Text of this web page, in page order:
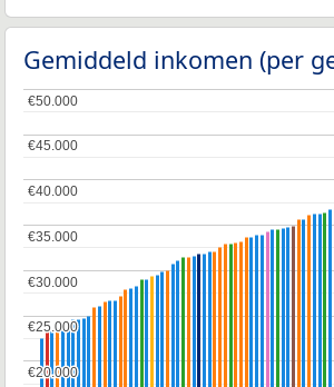
Gemiddeld inkomen (per
€20.000
€20.000
€25.000
€25.000
€30.000
€30.000
€35.000
€35.000
€40.000
€40.000
€45.000
€45.000
€50.000
€50.000